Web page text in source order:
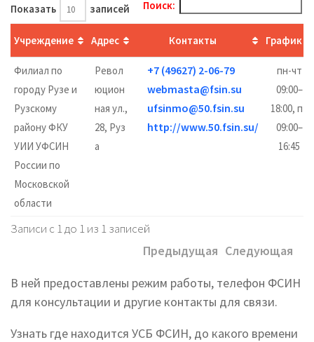
Показать записей Поиск:
Учреждение Адрес Контакты График
Филиал по
городу Рузе и
Рузскому
району ФКУ
УИИ УФСИН
России по
Московской
области
Револ
юцион
ная ул.,
28, Руз
а
+7 (49627) 2-06-79
webmasta@fsin.su
ufsinmo@50.fsin.su
http://www.50.fsin.su/
пн-чт
09:00–
18:00, пт
09:00–
16:45
Записи с 1 до 1 из 1 записей
Предыдущая Следующая
В ней предоставлены режим работы, телефон ФСИН
для консультации и другие контакты для связи.
Узнать где находится УСБ ФСИН, до какого времени